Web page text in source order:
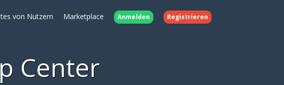
von Nutzern Marketplace Anmelden Registrieren
Center